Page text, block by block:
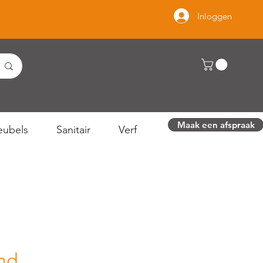
Inloggen
Sanitair Verf Maak een afspraak